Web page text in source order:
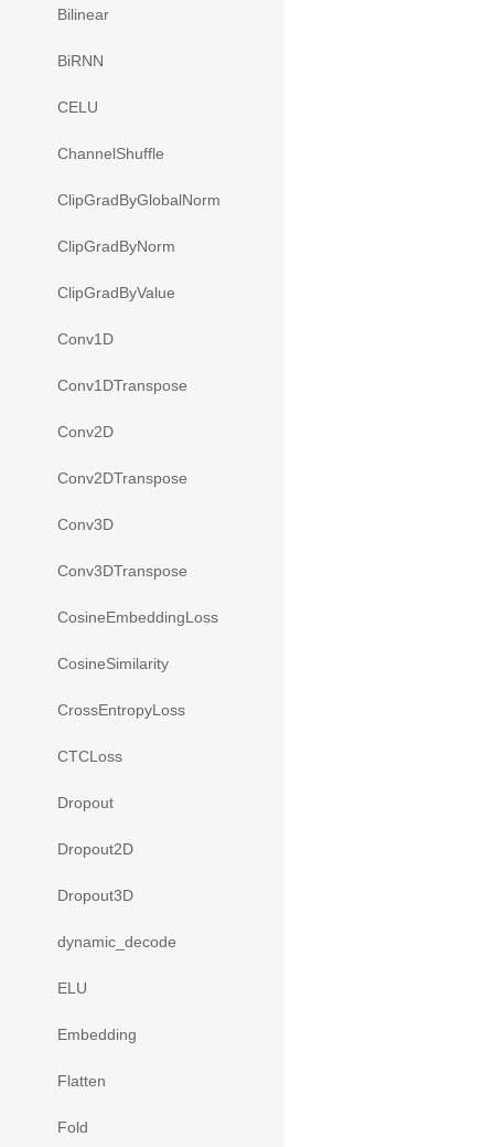
Bilinear
BiRNN
CELU
ChannelShuffle
ClipGradByGlobalNorm
ClipGradByNorm
ClipGradByValue
Conv1D
Conv1DTranspose
Conv2D
Conv2DTranspose
Conv3D
Conv3DTranspose
CosineEmbeddingLoss
CosineSimilarity
CrossEntropyLoss
CTCLoss
Dropout
Dropout2D
Dropout3D
dynamic_decode
ELU
Embedding
Flatten
Fold